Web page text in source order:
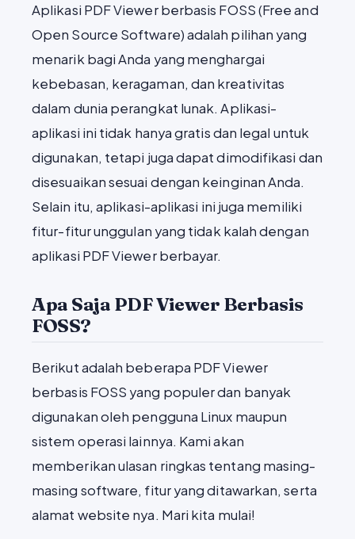
Aplikasi PDF Viewer berbasis FOSS (Free and
Open Source Software) adalah pilihan yang
menarik bagi Anda yang menghargai
kebebasan, keragaman, dan kreativitas
dalam dunia perangkat lunak. Aplikasi-
aplikasi ini tidak hanya gratis dan legal untuk
digunakan, tetapi juga dapat dimodifikasi dan
disesuaikan sesuai dengan keinginan Anda.
Selain itu, aplikasi-aplikasi ini juga memiliki
fitur-fitur unggulan yang tidak kalah dengan
aplikasi PDF Viewer berbayar.
Apa Saja PDF Viewer Berbasis
FOSS?
Berikut adalah beberapa PDF Viewer
berbasis FOSS yang populer dan banyak
digunakan oleh pengguna Linux maupun
sistem operasi lainnya. Kami akan
memberikan ulasan ringkas tentang masing-
masing software, fitur yang ditawarkan, serta
alamat website nya. Mari kita mulai!